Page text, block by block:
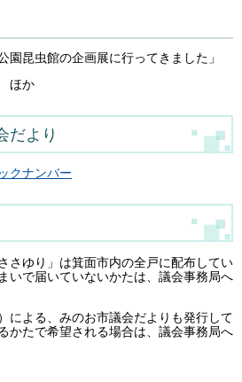
園昆虫館の企画展に行ってきました」
ほか
だより
クナンバー
さゆり」は箕面市内の全戸に配布してい
いで届いていないかたは、議会事務局へ
による、みのお市議会だよりも発行して
かたで希望される場合は、議会事務局へ